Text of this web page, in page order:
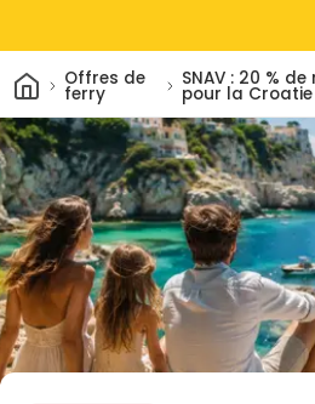
Maison
Offres de
ferry
SNAV : 20 %
pour la Croatie